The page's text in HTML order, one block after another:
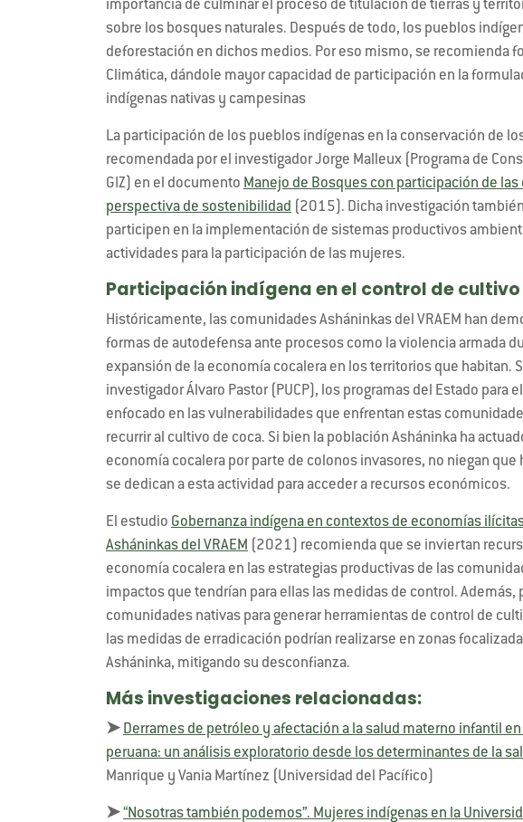
importancia de culminar el proceso de titulación de tierras y
sobre los bosques naturales. Después de todo, los pueblos
deforestación en dichos medios. Por eso mismo, se recomienda
Climática, dándole mayor capacidad de participación en la
indígenas nativas y campesinas
La participación de los pueblos indígenas en la conservación de
recomendada por el investigador Jorge Malleux (Programa de
GIZ) en el documento Manejo de Bosques con participación de
perspectiva de sostenibilidad
(2015). Dicha investigación
participen en la implementación de sistemas productivos
actividades para la participación de las mujeres.
Participación indígena en el control de
Históricamente, las comunidades Asháninkas del VRAEM han
formas de autodefensa ante procesos como la violencia armada
expansión de la economía cocalera en los territorios que habitan.
investigador Álvaro Pastor (PUCP), los programas del Estado para
enfocado en las vulnerabilidades que enfrentan estas
recurrir al cultivo de coca. Si bien la población Asháninka ha
economía cocalera por parte de colonos invasores, no niegan
se dedican a esta actividad para acceder a recursos económicos.
El estudio Gobernanza indígena en contextos de economías
Asháninkas del VRAEM
(2021) recomienda que se inviertan
economía cocalera en las estrategias productivas de las
impactos que tendrían para ellas las medidas de control. Además,
comunidades nativas para generar herramientas de control de
las medidas de erradicación podrían realizarse en zonas
Asháninka, mitigando su desconfianza.
Más investigaciones relacionadas:
➤ Derrames de petróleo y afectación a la salud materno infantil
peruana: un análisis exploratorio desde los determinantes de la
Manrique y Vania Martínez (Universidad del Pacífico)
➤“Nosotras también podemos”. Mujeres indígenas en la